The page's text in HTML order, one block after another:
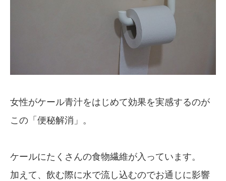
女性がケール青汁をはじめて効果を実感するのが
この「便秘解消」。
ケールにたくさんの食物繊維が入っています。
加えて、飲む際に水で流し込むのでお通じに影響